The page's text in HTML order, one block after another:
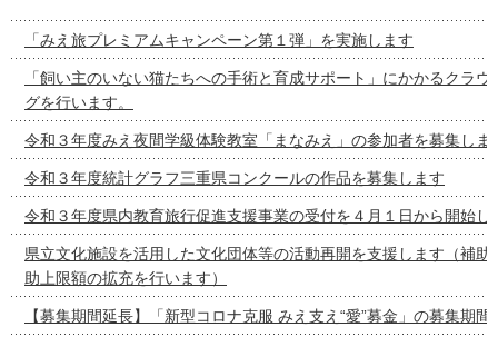
「みえ旅プレミアムキャンペーン第１弾」を実施します
「飼い主のいない猫たちへの手術と育成サポート」にかかるクラ
グを行います。
令和３年度みえ夜間学級体験教室「まなみえ」の参加者を募集しま
令和３年度統計グラフ三重県コンクールの作品を募集します
令和３年度県内教育旅行促進支援事業の受付を４月１日から開始し
県立文化施設を活用した文化団体等の活動再開を支援します（補助
助上限額の拡充を行います）
【募集期間延長】「新型コロナ克服 みえ支え“愛”募金」の募集期